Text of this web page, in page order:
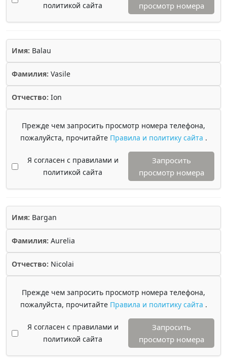
политикой сайта
просмотр номера
Имя: Balau
Фамилия: Vasile
Отчество: Ion
Прежде чем запросить просмотр номера телефона,
пожалуйста, прочитайте Правила и политику сайта .
Я согласен с правилами и
политикой сайта
Запросить
просмотр номера
Имя: Bargan
Фамилия: Aurelia
Отчество: Nicolai
Прежде чем запросить просмотр номера телефона,
пожалуйста, прочитайте Правила и политику сайта .
Я согласен с правилами и
политикой сайта
Запросить
просмотр номера